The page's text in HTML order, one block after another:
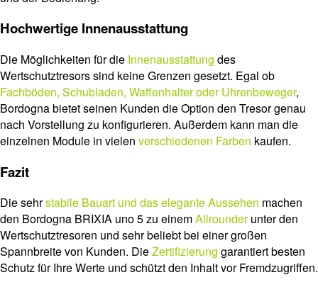
Hochwertige Innenausstattung
Die Möglichkeiten für die Innenausstattung des
Wertschutztresors sind keine Grenzen gesetzt. Egal ob
Fachböden, Schubladen, Waffenhalter oder Uhrenbeweger,
Bordogna bietet seinen Kunden die Option den Tresor genau
nach Vorstellung zu konfigurieren. Außerdem kann man die
einzelnen Module in vielen verschiedenen Farben kaufen.
Fazit
Die sehrstabile Bauart und das elegante Aussehen machen
den Bordogna BRIXIA uno 5 zu einemAllrounderunter den
Wertschutztresoren und sehr beliebt bei einer großen
Spannbreite von Kunden. DieZertifizierung garantiert besten
Schutz für Ihre Werte und schützt den Inhalt vor Fremdzugriffen.